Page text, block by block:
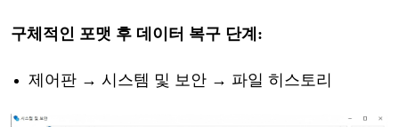
구체적인 포맷 후 데이터 복구 단계 :
제어판 → 시스템 및 보안 → 파일 히스토리